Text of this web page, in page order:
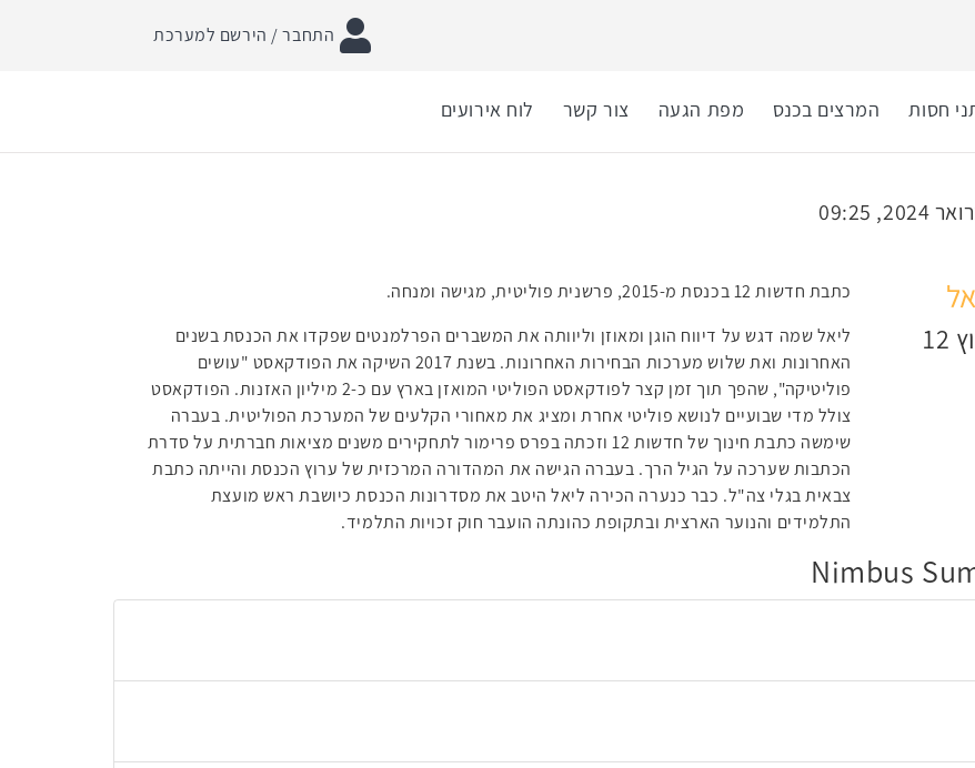
התחבר / הירשם למערכת
חסות המרצים בכנס מפת הגעה צור קשר לוח אירועים
כתבת חדשות 12 בכנסת מ-2015, פרשנית פוליטית, מגישה ומנחה.
ליאל שמה דגש על דיווח הוגן ומאוזן וליוותה את המשברים הפרלמנטים שפקדו את הכנסת בשנים
האחרונות ואת שלוש מערכות הבחירות האחרונות. בשנת 2017 השיקה את הפודקאסט "עושים
פוליטיקה", שהפך תוך זמן קצר לפודקאסט הפוליטי המואזן בארץ עם כ-2 מיליון האזנות. הפודקאסט
צולל מדי שבועיים לנושא פוליטי אחרת ומציג את מאחורי הקלעים של המערכת הפוליטית. בעברה
שימשה כתבת חינוך של חדשות 12 וזכתה בפרס פרימור לתחקירים משנים מציאות חברתית על סדרת
הכתבות שערכה על הגיל הרך. בעברה הגישה את המהדורה המרכזית של ערוץ הכנסת והייתה כתבת
צבאית בגלי צה"ל. כבר כנערה הכירה ליאל היטב את מסדרונות הכנסת כיושבת ראש מועצת
התלמידים והנוער הארצית ובתקופת כהונתה הועבר חוק זכויות התלמיד.